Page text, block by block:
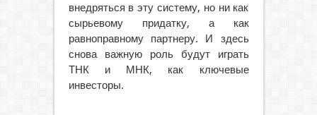
внедряться в эту систему, но ни как
сырьевому придатку, а как
равноправному партнеру. И здесь
снова важную роль будут играть
ТНК и МНК, как ключевые
инвесторы.